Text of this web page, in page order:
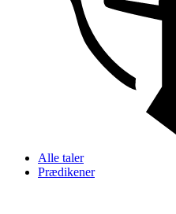
Alle taler
Prædikener